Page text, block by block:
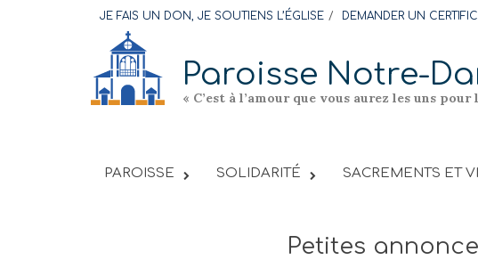
content
JE FAIS UN DON, JE SOUTIENS L’ÉGLISE DEMANDER UN
Paroisse Notre-
« C’est à l’amour que vous aurez les uns
PAROISSE SOLIDARITÉ SACREMENTS ET
Petites